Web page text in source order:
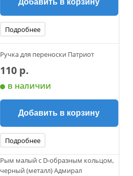
Добавить в корзину
Подробнее
Ручка для переноски Патриот
110 р.
в наличии
Добавить в корзину
Подробнее
Рым малый с D-образным кольцом,
черный (металл) Адмирал